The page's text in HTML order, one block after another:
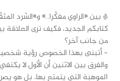
* بين «الراوي مفكّرا..» و»السّرد
كتابكم الجديد، فكيف ترى العلاقة
من جانب آخر؟
– أتبنى بهذا الخصوص رؤية شخصية
والفرق بين الاثنين أن الأول لا
الموهبة التي يتمتع بها، بل هو